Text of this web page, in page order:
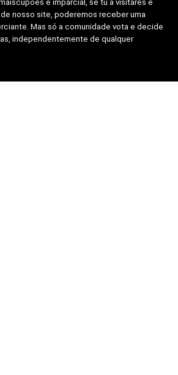
é imparcial, se tu a visitares e
nosso site, poderemos receber uma
Mas só a comunidade vota e decide
independentemente de qualquer